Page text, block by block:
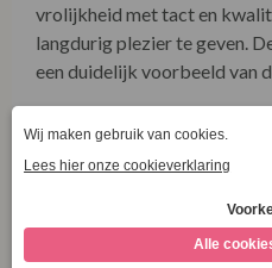
vrolijkheid met tact en
langdurig plezier te geven.
een duidelijk voorbeeld van
collecties via onze socials!
www.facebook.com/
Combineer met